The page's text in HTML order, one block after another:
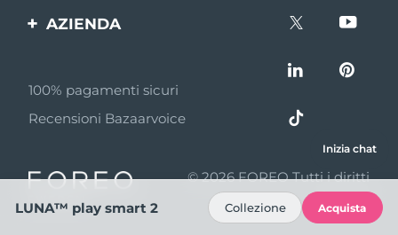
batteria
prodotto
AZIENDA
Affiliazione
Notizie di affiliazione
100% pagamenti sicuri
Recensioni Bazaarvoice
© 2026 FOREO Tutti i diritti
riservati
Inizia chat
LUNA™ play smart 2 Collezione Acquista